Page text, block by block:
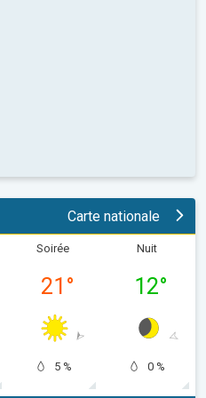
Carte nationale
Soirée
21 °
5 %
Nuit
12°
0 %